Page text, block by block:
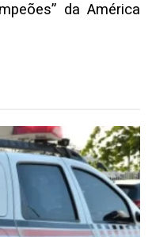
da América